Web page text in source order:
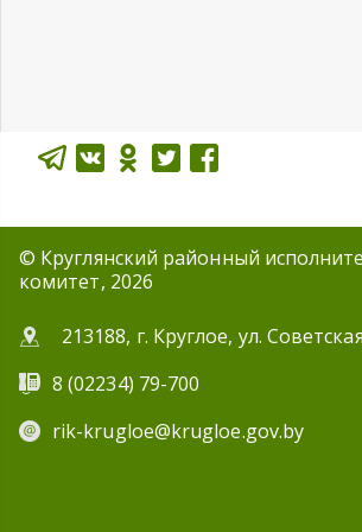
© Круглянский районный
комитет, 2026
213188, г. Круглое, ул.
8 (02234) 79-700
rik-krugloe@krugloe.gov.by